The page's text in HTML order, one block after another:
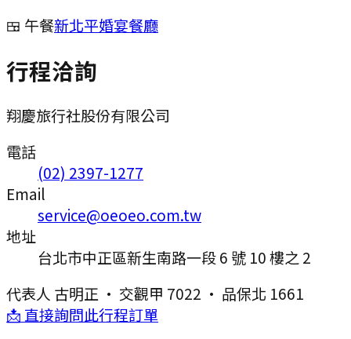
🍱 午餐新北平婚宴餐廳
行程洽詢
翔慶旅行社股份有限公司
電話
(02) 2397-1277
Email
service@oeoeo.com.tw
地址
台北市中正區新生南路一段 6 號 10 樓之 2
代表人 古明正 · 交觀甲 7022 · 品保北 1661
📩 直接詢問此行程訂單